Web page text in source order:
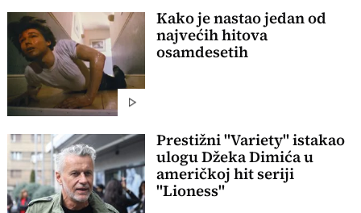
Kako je nastao jedan od
najvećih hitova
osamdesetih
Prestižni "Variety" istakao
ulogu Džeka Dimića u
američkoj hit seriji
"Lioness"